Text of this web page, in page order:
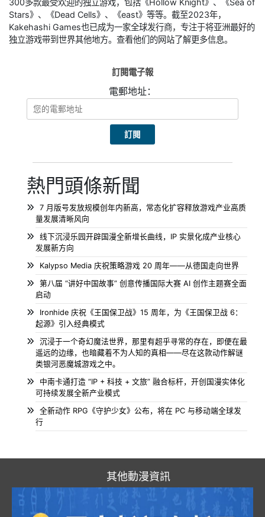
Stars》、《Dead Cells》、《east》等等。截至2023年，
Kakehashi Games也已成为一家全球发行商，专注于将亚洲最好的
独立游戏带到世界其他地方。查看他们的网站了解更多信息。
訂閱電子報
電郵地址：
熱門頭條新聞
7 月版号发放规模创年内新高，常态化扩容释放游戏产业高质
量发展清晰风向
线下沉浸乐园开辟国漫全新增长曲线，IP 实景化成产业核心
发展新方向
Kalypso Media 庆祝策略游戏 20 周年——从德国走向世界
第八届 “讲好中国故事” 创意传播国际大赛 AI 创作主题赛全面
启动
Ironhide 庆祝《王国保卫战》15 周年，为《王国保卫战 6：
起源》引入经典模式
沉浸于一个奇幻魔法世界，那里有超乎寻常的存在，即便在最
遥远的边缘，也暗藏着不为人知的真相——尽在这款动作解谜
类银河恶魔城游戏之中。
中南卡通打造 “IP + 科技 + 文旅” 融合标杆，开创国漫实体化
可持续发展全新产业模式
全新动作 RPG《守护少女》公布，将在 PC 与移动端全球发
行
其他動漫資訊